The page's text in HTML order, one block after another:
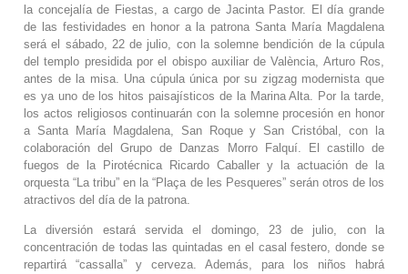
la concejalía de Fiestas, a cargo de Jacinta Pastor. El día grande
de las festividades en honor a la patrona Santa María Magdalena
será el sábado, 22 de julio, con la solemne bendición de la cúpula
del templo presidida por el obispo auxiliar de València, Arturo Ros,
antes de la misa. Una cúpula única por su zigzag modernista que
es ya uno de los hitos paisajísticos de la Marina Alta. Por la tarde,
los actos religiosos continuarán con la solemne procesión en honor
a Santa María Magdalena, San Roque y San Cristóbal, con la
colaboración del Grupo de Danzas Morro Falquí. El castillo de
fuegos de la Pirotécnica Ricardo Caballer y la actuación de la
orquesta “La tribu” en la “Plaça de les Pesqueres” serán otros de los
atractivos del día de la patrona.
La diversión estará servida el domingo, 23 de julio, con la
concentración de todas las quintadas en el casal festero, donde se
repartirá “cassalla” y cerveza. Además, para los niños habrá